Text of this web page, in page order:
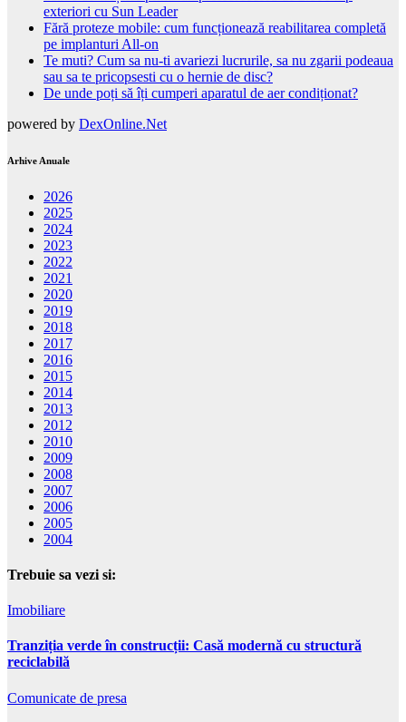
exteriori cu Sun Leader
Fără proteze mobile: cum funcționează reabilitarea completă
pe implanturi All-on
Te muti? Cum sa nu-ti avariezi lucrurile, sa nu zgarii podeaua
sau sa te pricopsesti cu o hernie de disc?
De unde poți să îți cumperi aparatul de aer condiționat?
powered by DexOnline.Net
Arhive Anuale
2026
2025
2024
2023
2022
2021
2020
2019
2018
2017
2016
2015
2014
2013
2012
2010
2009
2008
2007
2006
2005
2004
Trebuie sa vezi si:
Imobiliare
Tranziția verde în construcții: Casă modernă cu structură
reciclabilă
Comunicate de presa